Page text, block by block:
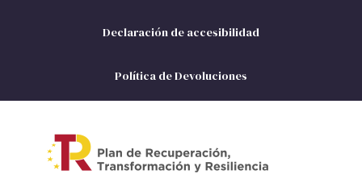
Declaración de accesibilidad
Política de Devoluciones